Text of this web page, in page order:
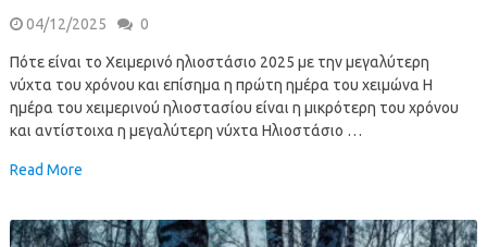
04/12/2025 0
Πότε είναι το Χειμερινό ηλιοστάσιο 2025 με την μεγαλύτερη
νύχτα του χρόνου και επίσημα η πρώτη ημέρα του χειμώνα Η
ημέρα του χειμερινού ηλιοστασίου είναι η μικρότερη του χρόνου
και αντίστοιχα η μεγαλύτερη νύχτα Ηλιοστάσιο …
Read More